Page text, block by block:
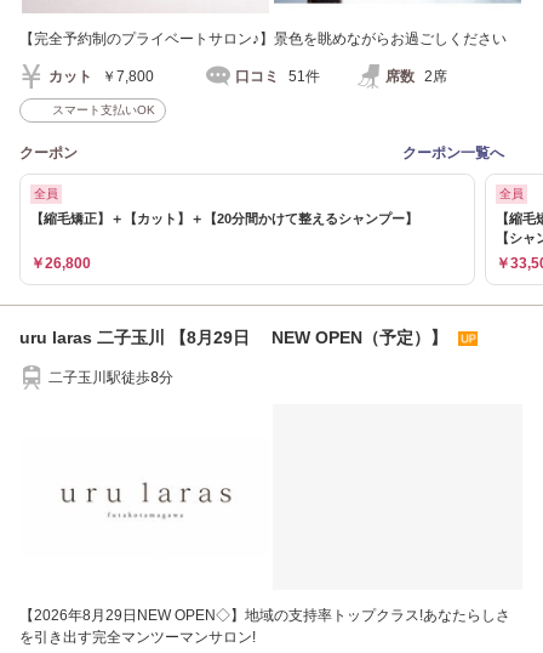
【完全予約制のプライベートサロン♪】景色を眺めながらお過ごしください
カット ￥7,800 口コミ 51件 席数 2席
スマート支払いOK
クーポン クーポン一覧へ
全員
【縮毛矯正】＋【カット】＋【20分間かけて整えるシャンプー】
￥26,800
全員
【縮
【シャ
￥
uru laras 二子玉川 【8月29日 NEW OPEN（予定）】
二子玉川駅徒歩8分
【2026年8月29日NEW OPEN◇】地域の支持率トップクラス!あなたらしさ
を引き出す完全マンツーマンサロン!